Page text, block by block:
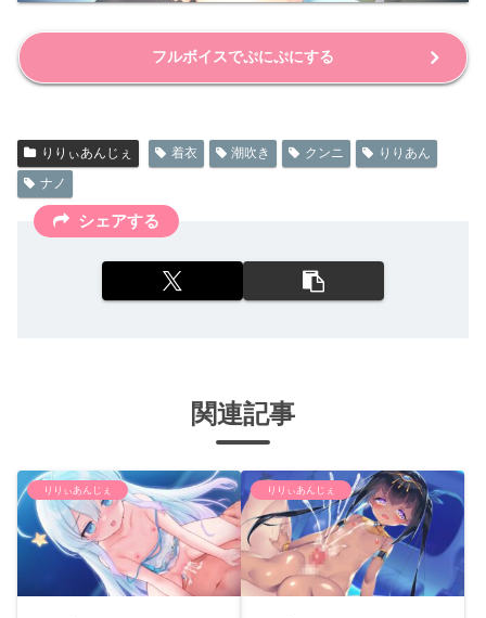
フルボイスでぷにぷにする
りりぃあんじぇ 着衣 潮吹き クンニ
りりあん
ナノ
シェアする
関連記事
りりぃあんじぇ りりぃあんじぇ